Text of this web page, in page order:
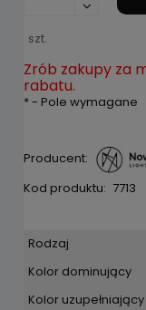
szt.
Zrób zakupy za
rabatu.
*- Pole wymagane
Producent:
Kod produktu: 7713
Rodzaj
Kolor dominujący
Kolor uzupełniający